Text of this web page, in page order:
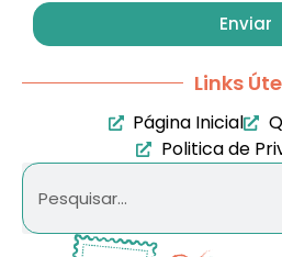
Enviar
Links
Página Inicial
Politica de